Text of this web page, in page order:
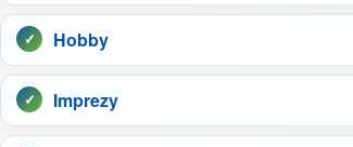
Hobby
Imprezy